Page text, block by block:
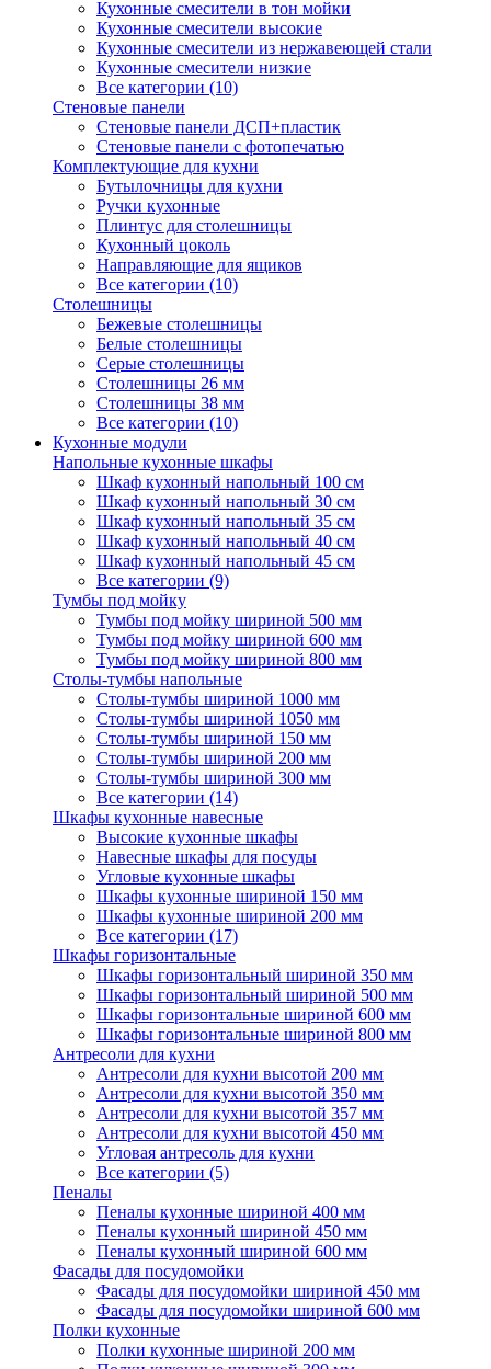
Кухонные смесители в тон мойки
Кухонные смесители высокие
Кухонные смесители из нержавеющей стали
Кухонные смесители низкие
Все категории (10)
Стеновые панели
Стеновые панели ДСП+пластик
Стеновые панели с фотопечатью
Комплектующие для кухни
Бутылочницы для кухни
Ручки кухонные
Плинтус для столешницы
Кухонный цоколь
Направляющие для ящиков
Все категории (10)
Столешницы
Бежевые столешницы
Белые столешницы
Серые столешницы
Столешницы 26 мм
Столешницы 38 мм
Все категории (10)
Кухонные модули
Напольные кухонные шкафы
Шкаф кухонный напольный 100 см
Шкаф кухонный напольный 30 см
Шкаф кухонный напольный 35 см
Шкаф кухонный напольный 40 см
Шкаф кухонный напольный 45 см
Все категории (9)
Тумбы под мойку
Тумбы под мойку шириной 500 мм
Тумбы под мойку шириной 600 мм
Тумбы под мойку шириной 800 мм
Столы-тумбы напольные
Столы-тумбы шириной 1000 мм
Столы-тумбы шириной 1050 мм
Столы-тумбы шириной 150 мм
Столы-тумбы шириной 200 мм
Столы-тумбы шириной 300 мм
Все категории (14)
Шкафы кухонные навесные
Высокие кухонные шкафы
Навесные шкафы для посуды
Угловые кухонные шкафы
Шкафы кухонные шириной 150 мм
Шкафы кухонные шириной 200 мм
Все категории (17)
Шкафы горизонтальные
Шкафы горизонтальный шириной 350 мм
Шкафы горизонтальный шириной 500 мм
Шкафы горизонтальные шириной 600 мм
Шкафы горизонтальные шириной 800 мм
Антресоли для кухни
Антресоли для кухни высотой 200 мм
Антресоли для кухни высотой 350 мм
Антресоли для кухни высотой 357 мм
Антресоли для кухни высотой 450 мм
Угловая антресоль для кухни
Все категории (5)
Пеналы
Пеналы кухонные шириной 400 мм
Пеналы кухонный шириной 450 мм
Пеналы кухонный шириной 600 мм
Фасады для посудомойки
Фасады для посудомойки шириной 450 мм
Фасады для посудомойки шириной 600 мм
Полки кухонные
Полки кухонные шириной 200 мм